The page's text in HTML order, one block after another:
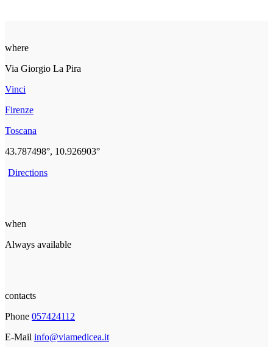
where
Via Giorgio La Pira
Vinci
Firenze
Toscana
43.787498°, 10.926903°
Directions
when
Always available
contacts
Phone 057424112
E-Mail info@viamedicea.it